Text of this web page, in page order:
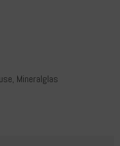
Mineralglas